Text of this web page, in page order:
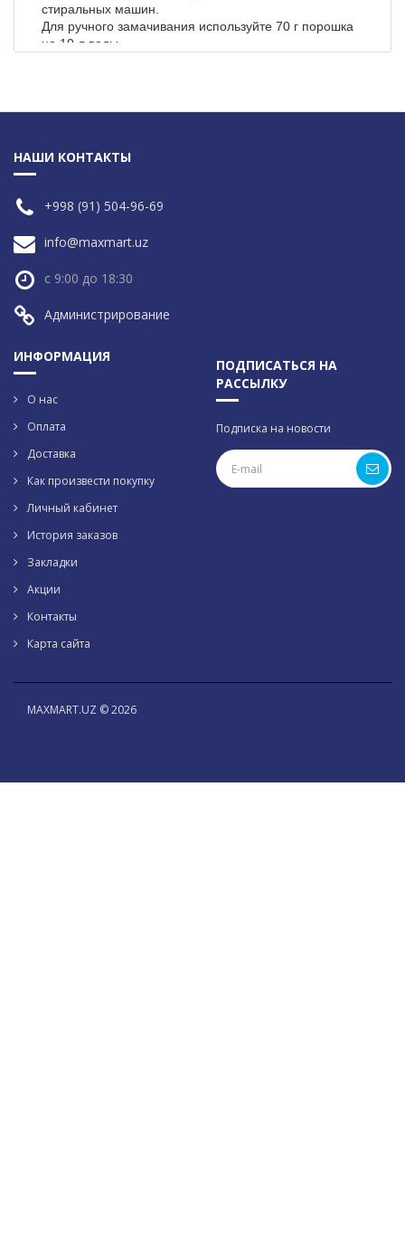
стиральных машин.
Для ручного замачивания используйте 70 г порошка
на 10 л воды.
НАШИ КОНТАКТЫ
+998 (91) 504-96-69
info@maxmart.uz
с 9:00 до 18:30
Администрирование
ИНФОРМАЦИЯ
О нас
Оплата
Доставка
Как произвести покупку
Личный кабинет
История заказов
Закладки
Акции
Контакты
Карта сайта
ПОДПИСАТЬСЯ НА
РАССЫЛКУ
Подписка на новости
MAXMART.UZ © 2026